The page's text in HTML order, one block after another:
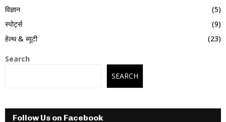
विज्ञान
(5)
स्पोर्ट्स
(9)
हेल्थ & ब्यूटी
(23)
Search
SEARCH
Follow Us on Facebook